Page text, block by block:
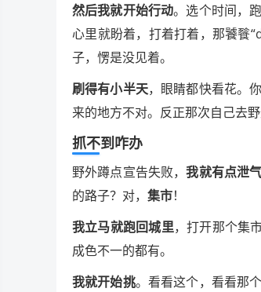
然后我就开始行动。选个时间，
心里就盼着，打着打着，那饕餮
子，愣是没见着。
刷得有小半天，眼睛都快看花。
来的地方不对。反正那次自己去
抓不到咋办
野外蹲点宣告失败，我就有点泄
的路子？对， 集市！
我立马就跑回城里，打开那个集
成色不一的都有。
我就开始挑。看看这个，看看那